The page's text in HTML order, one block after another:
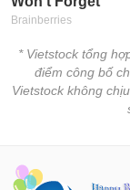
* Vietstock tổng
điểm công bố
Vietstock không